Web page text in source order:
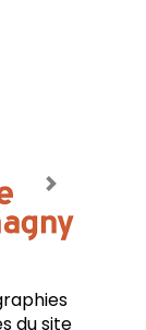
Next
du site